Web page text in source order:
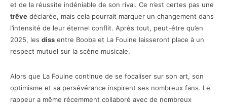
et de la réussite indéniable de son rival. Ce n’est certes pas une
trêve déclarée, mais cela pourrait marquer un changement dans
l’intensité de leur éternel conflit. Après tout, peut-être qu’en
2025, les diss entre Booba et La Fouine laisseront place à un
respect mutuel sur la scène musicale.
Alors que La Fouine continue de se focaliser sur son art, son
optimisme et sa persévérance inspirent ses nombreux fans. Le
rappeur a même récemment collaboré avec de nombreux